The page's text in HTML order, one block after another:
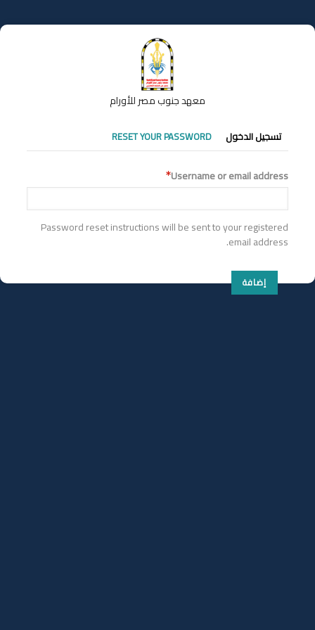
إلى
المحتوى
معهد جنوب مصر للأورام
التبويبات
الأساسية
تسجيل الدخول RESET YOUR PASSWORD
Username or email address
Password reset instructions will be sent to your registered
email address.